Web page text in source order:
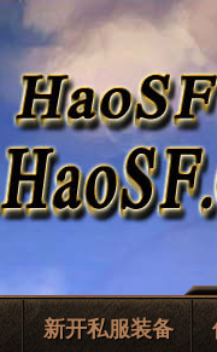
新开私服装备